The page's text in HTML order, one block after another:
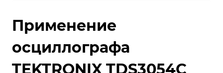
Применение
осциллографа
TEKTRONIX TDS3054C